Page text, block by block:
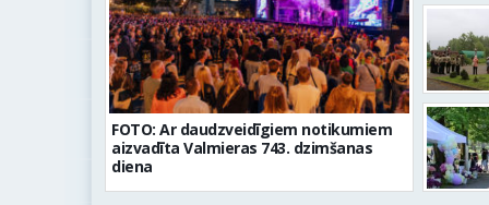
FOTO: Ar daudzveidīgiem notikumiem
aizvadīta Valmieras 743. dzimšanas
diena